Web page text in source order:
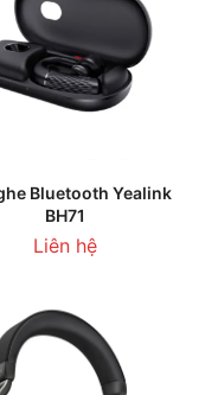
Bluetooth Yealink
BH71
Liên hệ